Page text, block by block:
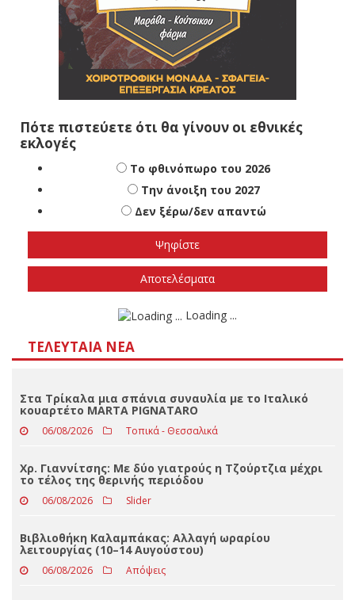
Πότε πιστεύετε ότι θα γίνουν οι εθνικές
εκλογές
Το φθινόπωρο του 2026
Την άνοιξη του 2027
Δεν ξέρω/δεν απαντώ
ΤΕΛΕΥΤΑΊΑ ΝΈΑ
Στα Τρίκαλα μια σπάνια συναυλία με το Ιταλικό
κουαρτέτο MARTA PIGNATARO
06/08/2026 Τοπικά - Θεσσαλικά
Χρ. Γιαννίτσης: Με δύο γιατρούς η Τζούρτζια μέχρι
το τέλος της θερινής περιόδου
06/08/2026 Slider